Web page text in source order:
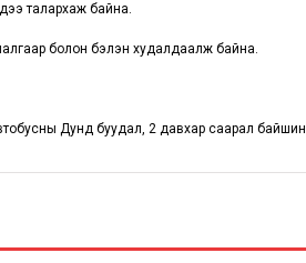
талархаж байна.
болон бэлэн худалдаалж байна.
Дунд буудал, 2 давхар саарал байшин